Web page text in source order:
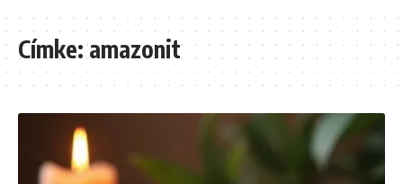
Címke:amazonit